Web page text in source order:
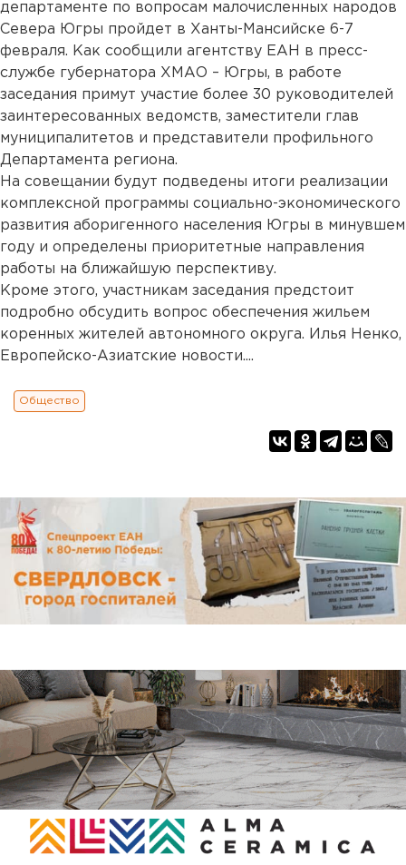
департаменте по вопросам малочисленных народов
Севера Югры пройдет в Ханты-Мансийске 6-7
февраля. Как сообщили агентству ЕАН в пресс-
службе губернатора ХМАО – Югры, в работе
заседания примут участие более 30 руководителей
заинтересованных ведомств, заместители глав
муниципалитетов и представители профильного
Департамента региона.
На совещании будут подведены итоги реализации
комплексной программы социально-экономического
развития аборигенного населения Югры в минувшем
году и определены приоритетные направления
работы на ближайшую перспективу.
Кроме этого, участникам заседания предстоит
подробно обсудить вопрос обеспечения жильем
коренных жителей автономного округа. Илья Ненко,
Европейско-Азиатские новости....
Общество